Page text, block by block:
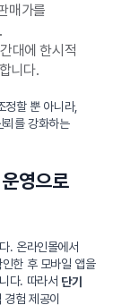
매가를
대에 한시적
니다.
정할 뿐 아니라,
뢰를 강화하는
영으로
. 온라인몰에서
한 후 모바일 앱을
다. 따라서 단기
험 제공이